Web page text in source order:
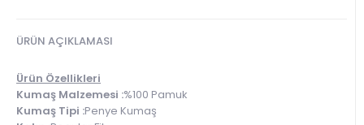
ÜRÜN AÇIKLAMASI
Ürün Özellikleri
Kumaş Malzemesi :%100 Pamuk
Kumaş Tipi :Penye Kumaş